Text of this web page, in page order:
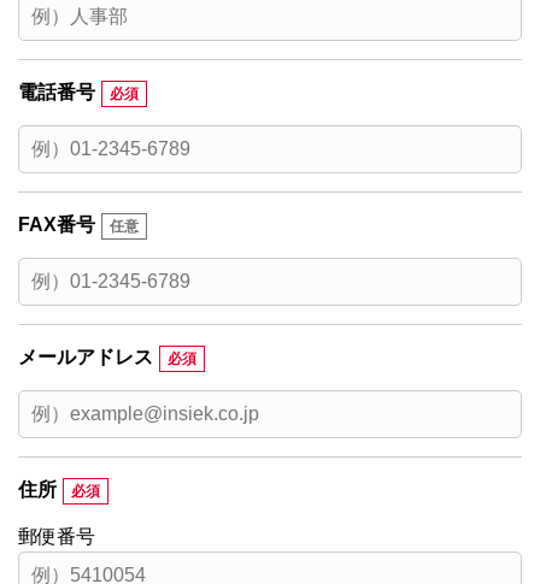
電話番号
FAX番号
メールアドレス
住所
郵便番号